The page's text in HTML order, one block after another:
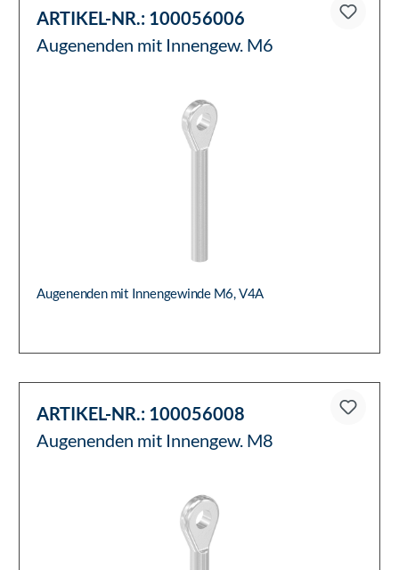
ARTIKEL-NR.: 100056006
Augenenden mit Innengew. M6
Augenenden mit Innengewinde M6, V4A
ARTIKEL-NR.: 100056008
Augenenden mit Innengew. M8